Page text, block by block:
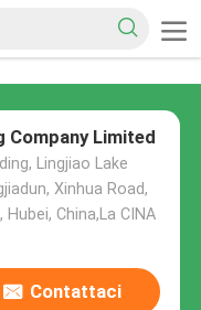
Company Limited
Lingjiao Lake
Xinhua Road,
China,La CINA
Contattaci